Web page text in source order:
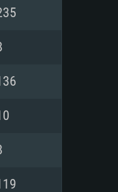
상
습니